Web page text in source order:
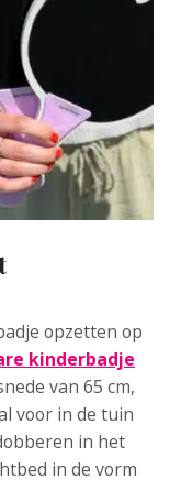
opzetten op
kinderbadje
van 65 cm,
voor in de tuin
in het
in de vorm